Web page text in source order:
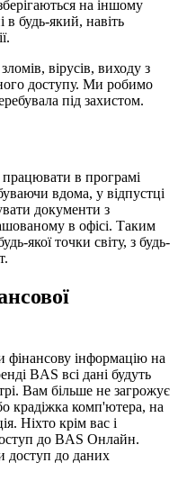
на іншому
в будь-який, навіть
вірусів, виходу з
доступу. Ми робимо
під захистом.
працювати в програмі
вдома, у відпустці
документи з
в офісі. Таким
якої точки світу, з будь-
фінансову інформацію на
BAS всі дані будуть
Вам більше не загрожує
крадіжка комп'ютера, на
Ніхто крім вас і
до BAS Онлайн.
доступ до даних